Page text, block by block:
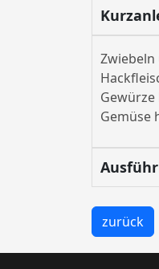
Gemüse
zurück